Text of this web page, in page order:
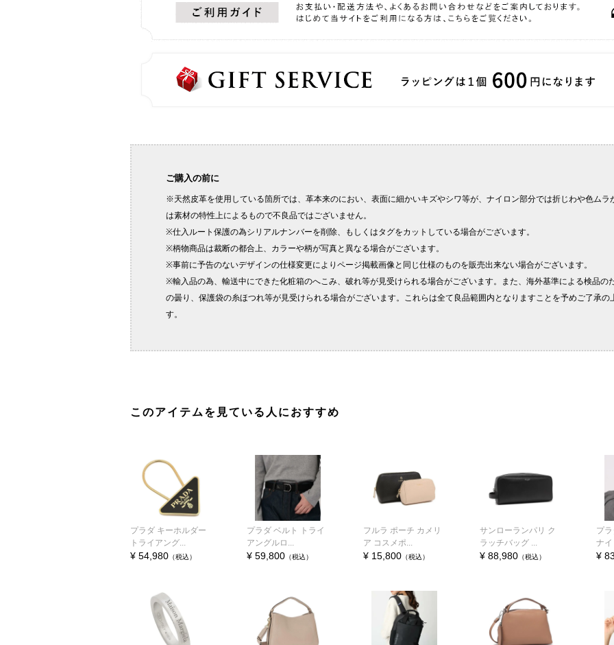
このアイテムを見ている人におすすめ
プラダ キーホルダー
トライアング...
¥ 54,980 （税込）
プラダ ベルト トライ
アングルロ...
¥ 59,800 （税込）
フルラ ポーチ カメリ
ア コスメポ...
¥ 15,800 （税込）
サンローランパリ ク
ラッチバッグ ...
¥ 88,980 （税込）
プ
ナイ
¥